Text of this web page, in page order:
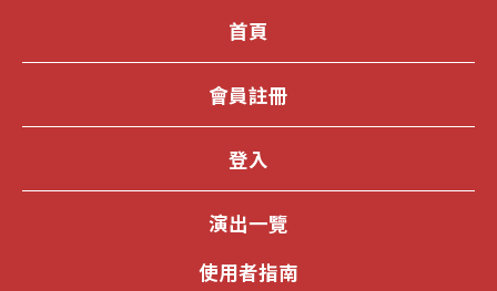
首頁
會員註冊
登入
演出一覽
使用者指南